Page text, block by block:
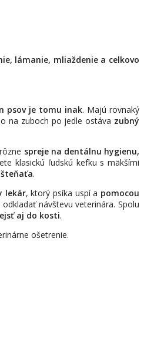
lámanie, mliaždenie a celkovo
psov je tomu inak. Majú rovnaký
na zuboch po jedle ostáva zubný
spreje na dentálnu hygienu,
klasickú ľudskú kefku s mäkšími
.
lekár, ktorý psíka uspí a pomocou
návštevu veterinára. Spolu
aj do kosti.
ošetrenie.